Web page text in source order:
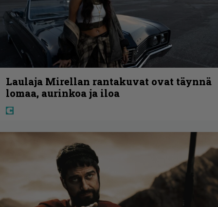
Laulaja Mirellan rantakuvat ovat täynnä
lomaa, aurinkoa ja iloa